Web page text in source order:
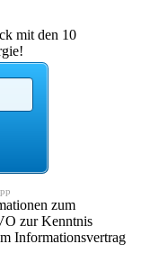
mit den 10
zum
zur Kenntnis
Informationsvertrag